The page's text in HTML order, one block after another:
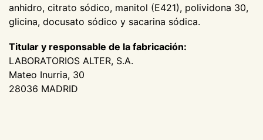
anhidro, citrato sódico, manitol (E421), polividona 30,
glicina, docusato sódico y sacarina sódica.
Titular y responsable de la fabricación:
LABORATORIOS ALTER, S.A.
Mateo Inurria, 30
28036 MADRID